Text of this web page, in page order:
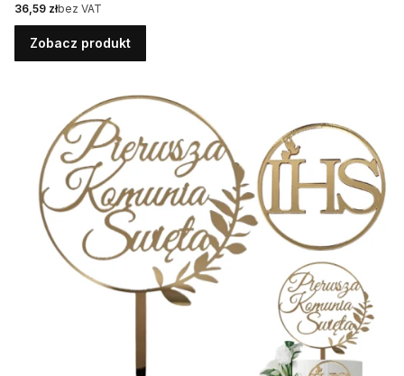
Cena
36,59 złbez VAT
Zobacz produkt